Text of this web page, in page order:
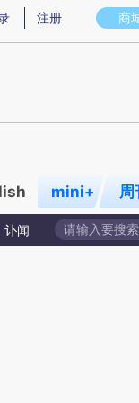
意图存在偏差。不代表
商
注册
mini+ 周
讣闻